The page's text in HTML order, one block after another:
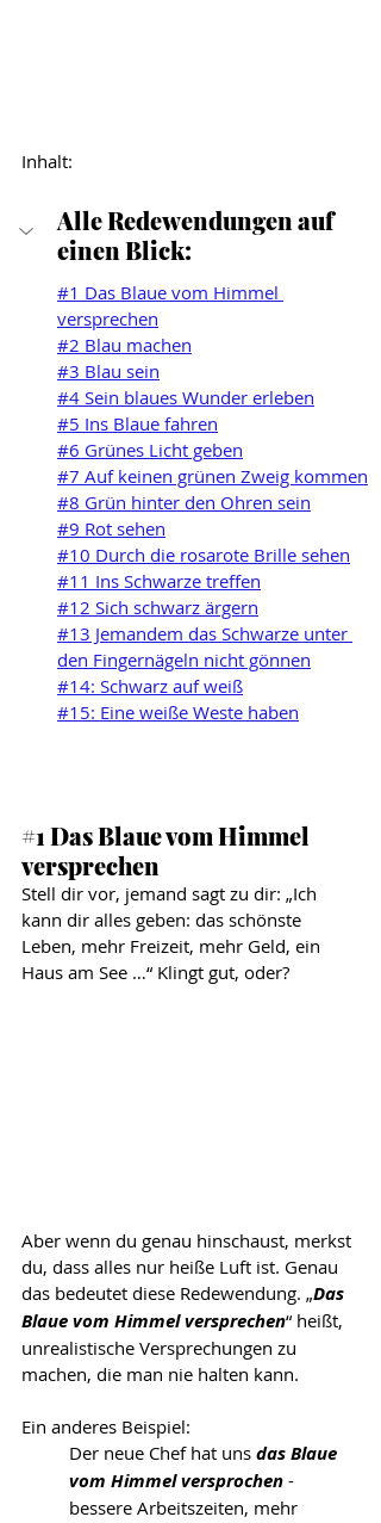
Inhalt:
Alle Redewendungen auf
einen Blick:
#1 Das Blaue vom Himmel
versprechen
#2 Blau machen
#3 Blau sein
#4 Sein blaues Wunder erleben
#5 Ins Blaue fahren
#6 Grünes Licht geben
#7 Auf keinen grünen Zweig kommen
#8 Grün hinter den Ohren sein
#9 Rot sehen
#10 Durch die rosarote Brille sehen
#11 Ins Schwarze treffen
#12 Sich schwarz ärgern
#13 Jemandem das Schwarze unter
den Fingernägeln nicht gönnen
#14: Schwarz auf weiß
#15: Eine weiße Weste haben
#1 Das Blaue vom Himmel
versprechen
Stell dir vor, jemand sagt zu dir: „Ich
kann dir alles geben: das schönste
Leben, mehr Freizeit, mehr Geld, ein
Haus am See …“ Klingt gut, oder?
Aber wenn du genau hinschaust, merkst
du, dass alles nur heiße Luft ist. Genau
das bedeutet diese Redewendung. „Das
Blaue vom Himmel versprechen“ heißt,
unrealistische Versprechungen zu
machen, die man nie halten kann.
Ein anderes Beispiel:
Der neue Chef hat uns das Blaue
vom Himmel versprochen -
bessere Arbeitszeiten, mehr